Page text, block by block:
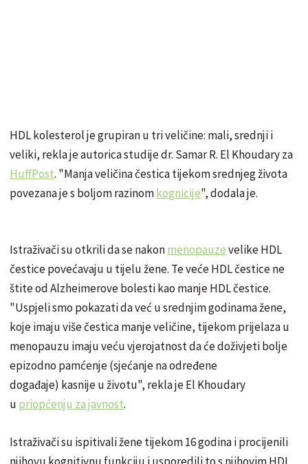
HDL kolesterol je grupiran u tri veličine: mali, srednji i
veliki, rekla je autorica studije dr. Samar R. El Khoudary za
HuffPost. "Manja veličina čestica tijekom srednjeg života
povezana je s boljom razinomkognicije", dodala je.
Istraživači su otkrili da se nakonmenopauzevelike HDL
čestice povećavaju u tijelu žene. Te veće HDL čestice ne
štite od Alzheimerove bolesti kao manje HDL čestice.
"Uspjeli smo pokazati da već u srednjim godinama žene,
koje imaju više čestica manje veličine, tijekom prijelaza u
menopauzu imaju veću vjerojatnost da će doživjeti bolje
epizodno pamćenje (sjećanje na određene
događaje) kasnije u životu", rekla je El Khoudary
u priopćenju za javnost.
Istraživači su ispitivali žene tijekom 16 godina i procijenili